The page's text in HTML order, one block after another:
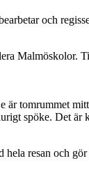
och
Malmöskolor.
tomrummet
spöke. Det
resan och